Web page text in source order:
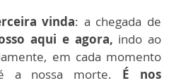
vinda: a chegada de
aqui e agora, indo ao
em cada momento
a nossa morte.
É nos